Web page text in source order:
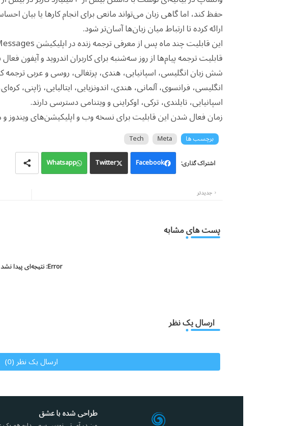
حفظ کند، اما گاهی زبان می‌تواند مانعی برای انجام کارها یا بیان
ارائه کرده تا ارتباط میان زبان‌ها آسان‌تر شود.
این قابلیت چند ماه پس از معرفی ترجمه زنده در اپلیکیشن Messages توسط اپل ارائه شده است.
قابلیت ترجمه پیام‌ها از روز سه‌شنبه برای کاربران اندروید و آیفون
شش زبان انگلیسی، اسپانیایی، هندی، پرتغالی، روسی و عربی ترجمه
انگلیسی، فرانسوی، آلمانی، هندی، اندونزیایی، ایتالیایی، ژاپنی،
اسپانیایی، تایلندی، ترکی، اوکراینی و ویتنامی دسترسی دارند.
زمان فعال شدن این قابلیت برای نسخه وب و اپلیکیشن‌های
برچسب ها Meta
Tech
Facebook
Twitter
Whatsapp
جدیدتر
پست های مشابه
Error:نتیجه‌ای پیدا نشد
ارسال یک نظر
ارسال یک نظر (0)
طراحی شده با عشق